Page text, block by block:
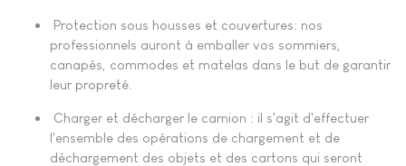
Protection sous housses et couvertures: nos
professionnels auront à emballer vos sommiers,
canapés, commodes et matelas dans le but de garantir
leur propreté.
Charger et décharger le camion : il s'agit d'effectuer
l'ensemble des opérations de chargement et de
déchargement des objets et des cartons qui seront